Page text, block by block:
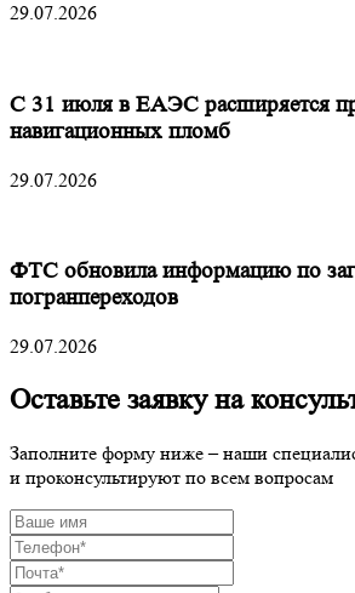
29.07.2026
С 31 июля в ЕАЭС расширяется
навигационных пломб
29.07.2026
ФТС обновила информацию по
погранпереходов
29.07.2026
Оставьте заявку на
Заполните форму ниже – наши
и проконсультируют по всем вопросам